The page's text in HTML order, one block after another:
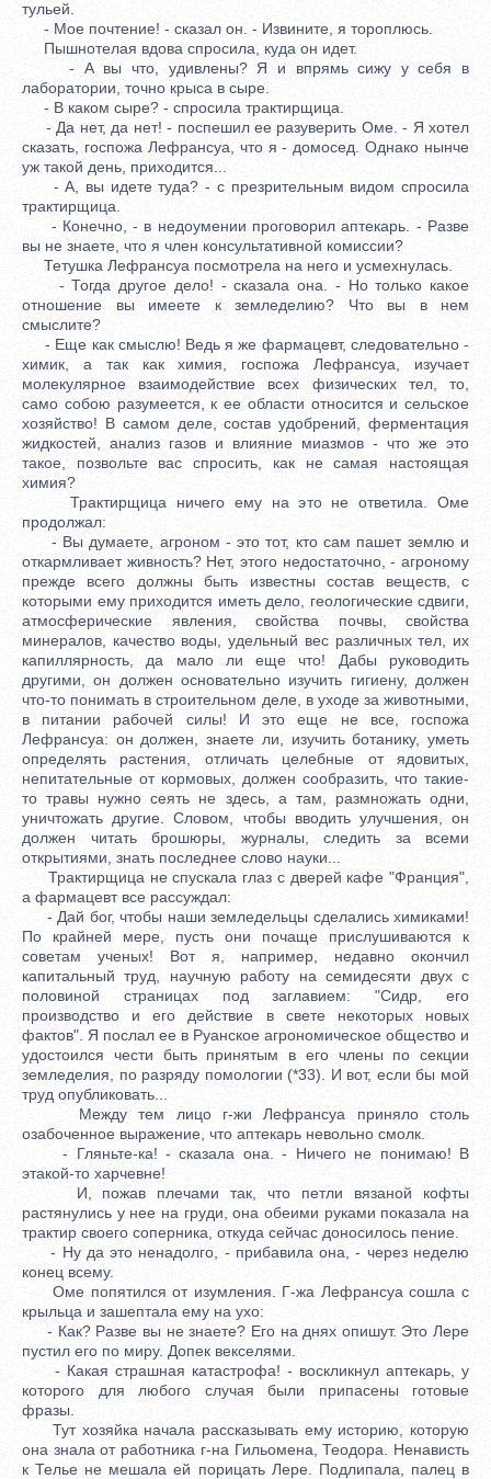
тульей.
- Мое почтение! - сказал он. - Извините, я тороплюсь.
Пышнотелая вдова спросила, куда он идет.
- А вы что, удивлены? Я и впрямь сижу у себя в
лаборатории, точно крыса в сыре.
- В каком сыре? - спросила трактирщица.
- Да нет, да нет! - поспешил ее разуверить Оме. - Я хотел
сказать, госпожа Лефрансуа, что я - домосед. Однако нынче
уж такой день, приходится...
- А, вы идете туда? - с презрительным видом спросила
трактирщица.
- Конечно, - в недоумении проговорил аптекарь. - Разве
вы не знаете, что я член консультативной комиссии?
Тетушка Лефрансуа посмотрела на него и усмехнулась.
- Тогда другое дело! - сказала она. - Но только какое
отношение вы имеете к земледелию? Что вы в нем
смыслите?
- Еще как смыслю! Ведь я же фармацевт, следовательно -
химик, а так как химия, госпожа Лефрансуа, изучает
молекулярное взаимодействие всех физических тел, то,
само собою разумеется, к ее области относится и сельское
хозяйство! В самом деле, состав удобрений, ферментация
жидкостей, анализ газов и влияние миазмов - что же это
такое, позвольте вас спросить, как не самая настоящая
химия?
Трактирщица ничего ему на это не ответила. Оме
продолжал:
- Вы думаете, агроном - это тот, кто сам пашет землю и
откармливает живность? Нет, этого недостаточно, - агроному
прежде всего должны быть известны состав веществ, с
которыми ему приходится иметь дело, геологические сдвиги,
атмосферические явления, свойства почвы, свойства
минералов, качество воды, удельный вес различных тел, их
капиллярность, да мало ли еще что! Дабы руководить
другими, он должен основательно изучить гигиену, должен
что-то понимать в строительном деле, в уходе за животными,
в питании рабочей силы! И это еще не все, госпожа
Лефрансуа: он должен, знаете ли, изучить ботанику, уметь
определять растения, отличать целебные от ядовитых,
непитательные от кормовых, должен сообразить, что такие-
то травы нужно сеять не здесь, а там, размножать одни,
уничтожать другие. Словом, чтобы вводить улучшения, он
должен читать брошюры, журналы, следить за всеми
открытиями, знать последнее слово науки...
Трактирщица не спускала глаз с дверей кафе "Франция",
а фармацевт все рассуждал:
- Дай бог, чтобы наши земледельцы сделались химиками!
По крайней мере, пусть они почаще прислушиваются к
советам ученых! Вот я, например, недавно окончил
капитальный труд, научную работу на семидесяти двух с
половиной страницах под заглавием: "Сидр, его
производство и его действие в свете некоторых новых
фактов". Я послал ее в Руанское агрономическое общество и
удостоился чести быть принятым в его члены по секции
земледелия, по разряду помологии (*33). И вот, если бы мой
труд опубликовать...
Между тем лицо г-жи Лефрансуа приняло столь
озабоченное выражение, что аптекарь невольно смолк.
- Гляньте-ка! - сказала она. - Ничего не понимаю! В
этакой-то харчевне!
И, пожав плечами так, что петли вязаной кофты
растянулись у нее на груди, она обеими руками показала на
трактир своего соперника, откуда сейчас доносилось пение.
- Ну да это ненадолго, - прибавила она, - через неделю
конец всему.
Оме попятился от изумления. Г-жа Лефрансуа сошла с
крыльца и зашептала ему на ухо:
- Как? Разве вы не знаете? Его на днях опишут. Это Лере
пустил его по миру. Допек векселями.
- Какая страшная катастрофа! - воскликнул аптекарь, у
которого для любого случая были припасены готовые
фразы.
Тут хозяйка начала рассказывать ему историю, которую
она знала от работника г-на Гильомена, Теодора. Ненависть
к Телье не мешала ей порицать Лере. Подлипала, палец в